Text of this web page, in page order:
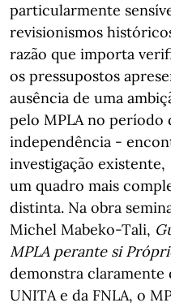
particularmente
revisionismos
razão que importa
os pressupostos
ausência de uma
pelo MPLA no período
independência -
investigação
um quadro mais
distinta. Na obra
Michel Mabeko-Tali,
MPLA perante si
demonstra claramente
UNITA e da FNLA, o